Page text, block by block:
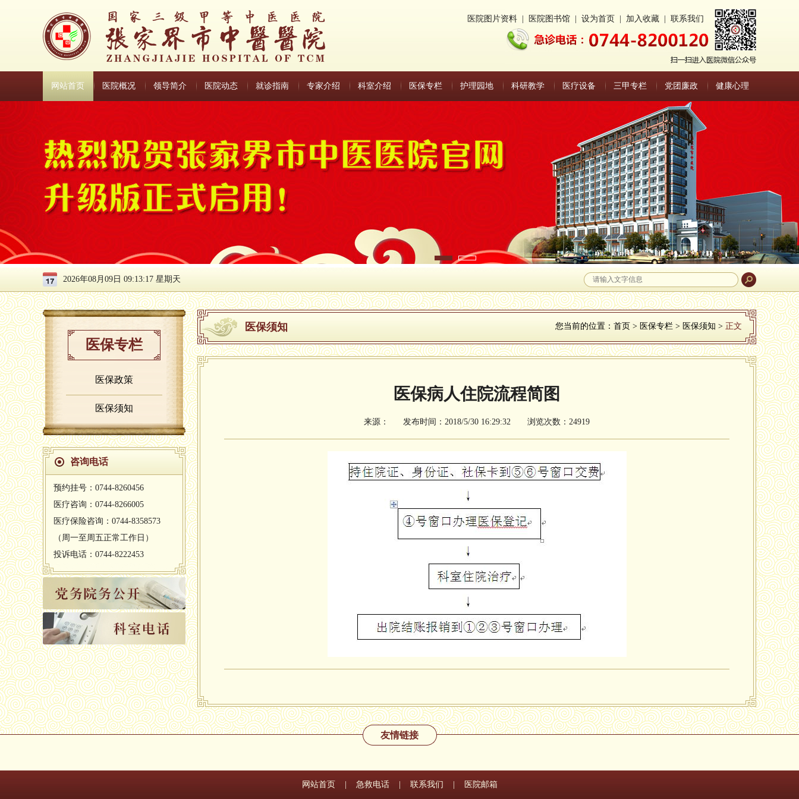
医院图片资料 医院图书馆 设为首页 加入收藏 联系我们
网站首页 医院概况 领导简介 医院动态 就诊指南 专家介绍 科室介绍 医保专栏 护理园地 科研教学 医疗设备 三甲专栏 党团廉政 健康心理
2026年08月09日 09:13:18 星期天
医保专栏
医保政策
医保须知
咨询电话
预约挂号：0744-8260456
医疗咨询：0744-8266005
医疗保险咨询：0744-8358573
（周一至周五正常工作日）
投诉电话：0744-8222453
医保须知 您当前的位置： 首页 > 医保专栏 > 医保须知 > 正文
医保病人住院流程简图
来源： 发布时间：2018/5/30 16:29:32 浏览次数：24919
友情链接
网站首页 急救电话 联系我们 医院邮箱